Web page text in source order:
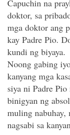
Capuchin na
doktor, sa
mga doktor ang
kay Padre Pio.
kundi ng biyaya.
Noong gabing
kanyang mga
siya ni Padre
binigyan ng
muling nabuhay,
nagsabi sa